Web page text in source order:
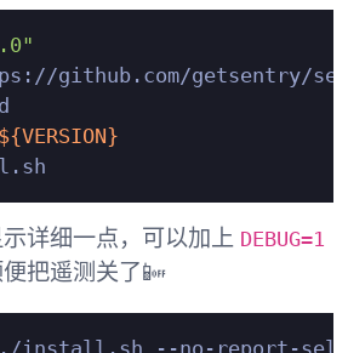
${VERSION}
详细一点，可以加上 DEBUG=1
把遥测关了📴